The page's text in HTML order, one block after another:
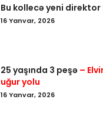
Bu kollecə yeni
16 Yanvar, 2026
25 yaşında 3 peşə –
uğur yolu
16 Yanvar, 2026